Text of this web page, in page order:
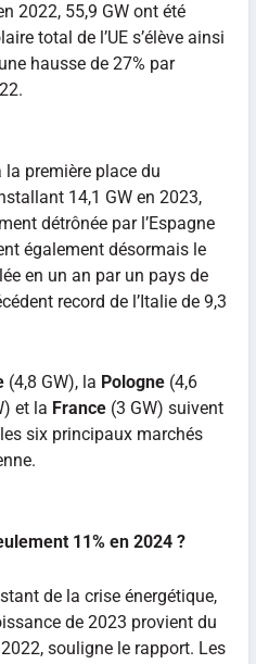
2022, 55,9 GW ont été
total de l’UE s’élève ainsi
hausse de 27% par
première place du
14,1 GW en 2023,
détrônée par l’Espagne
également désormais le
en un an par un pays de
record de l’Italie de 9,3
(4,8 GW), la Pologne(4,6
et la France(3 GW) suivent
six principaux marchés
11% en 2024 ?
de la crise énergétique,
de 2023 provient du
souligne le rapport. Les